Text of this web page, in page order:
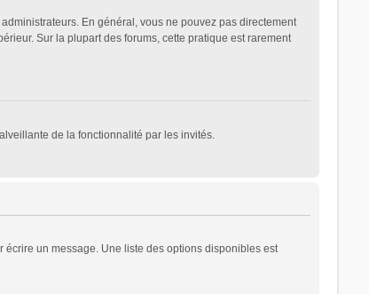
En général, vous ne pouvez pas directement
Sur la plupart des forums, cette pratique est rarement
de la fonctionnalité par les invités.
écrire un message. Une liste des options disponibles est